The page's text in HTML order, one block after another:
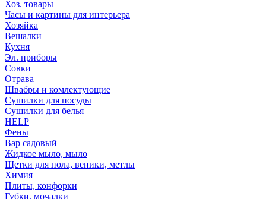
Хоз. товары
Часы и картины для интерьера
Хозяйка
Вешалки
Кухня
Эл. приборы
Совки
Отрава
Швабры и комлектующие
Сушилки для посуды
Сушилки для белья
HELP
Фены
Вар садовый
Жидкое мыло, мыло
Щетки для пола, веники, метлы
Химия
Плиты, конфорки
Губки, мочалки